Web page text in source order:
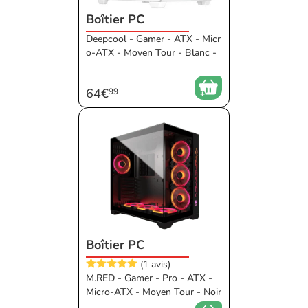
Boîtier PC
Deepcool - Gamer - ATX - Micr
o-ATX - Moyen Tour - Blanc -
Plastique - Sans alimentation P
C - ATX - 410 mm - Sans Empl
acement Façade 5 1/4 - RGB -
160 mm - 120 - 140 - 140 - 14
0 - Connecteur standard - Con
necteur arrière - Aquarium
64€99
Boîtier PC
(1 avis)
M.RED - Gamer - Pro - ATX -
Micro-ATX - Moyen Tour - Noir